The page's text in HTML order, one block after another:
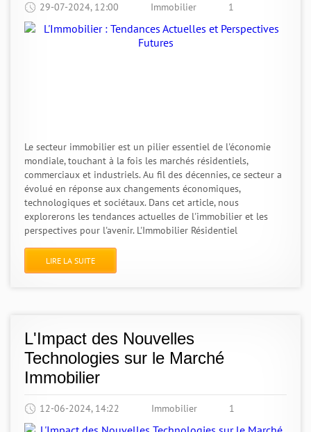
29-07-2024, 12:00 Immobilier 1
Le secteur immobilier est un pilier essentiel de l'économie
mondiale, touchant à la fois les marchés résidentiels,
commerciaux et industriels. Au fil des décennies, ce secteur a
évolué en réponse aux changements économiques,
technologiques et sociétaux. Dans cet article, nous
explorerons les tendances actuelles de l'immobilier et les
perspectives pour l'avenir. L'Immobilier Résidentiel
LIRE LA SUITE
L'Impact des Nouvelles
Technologies sur le Marché
Immobilier
12-06-2024, 14:22 Immobilier 1